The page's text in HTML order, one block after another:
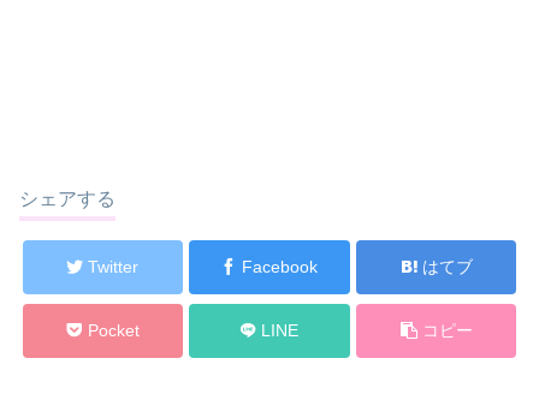
シェアする
Twitter Facebook はてブ
Pocket LINE コピー